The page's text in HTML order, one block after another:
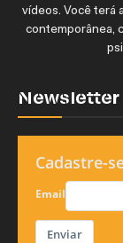
vídeos. Você terá
contemporânea,
Newsletter
Cadastre-
Email
Enviar